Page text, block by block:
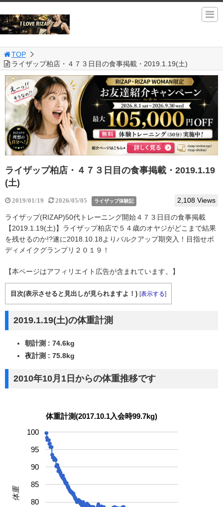
TOP
ライザップ柏店・４７３日目の食事掲載・2019.1.19(土)
ライザップ柏店・４７３日目の食事掲載・2019.1.19
(土)
2019/01/19 2026/05/05 ライザップ体験記 2,108 Views
ライザップ(RIZAP)50代トレーニング開始４７３日目の食事掲載
【2019.1.19(土)】ライザップ柏店で５４歳のオヤジがどこまで結果
を残せるのか!?遂に2018.10.18よりバルクアップ期突入！目指せボ
ディメイクグランプリ２０１９！
【本ページはアフィリエイト広告が含まれています。】
目次(表示させると見出しが見られますよ！) [表示する]
2019.1.19(土)の体重計測
朝計測 : 74.6kg
夜計測 : 75.8kg
2010年10月1日からの体重推移です
体重計測(2017.10.1入会時99.7kg)
80
85
90
95
100
体重